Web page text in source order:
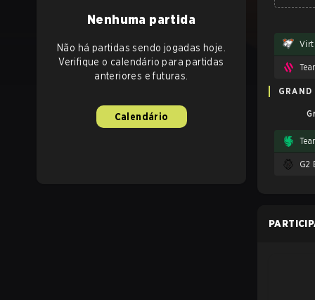
Nenhuma partida
Não há partidas sendo jogadas hoje.
Verifique o calendário para partidas
anteriores e futuras.
Calendário
G2